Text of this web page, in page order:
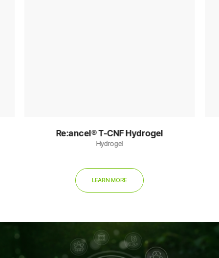
Re:ancel® T-CNF Hydrogel
Hydrogel
LEARN MORE